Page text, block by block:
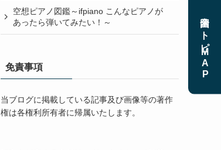
空想ピアノ図鑑～ifpiano こんなピアノが
あったら弾いてみたい！～
免責事項
当ブログに掲載している記事及び画像等の著作
権は各権利所有者に帰属いたします。
全国ストピMAP